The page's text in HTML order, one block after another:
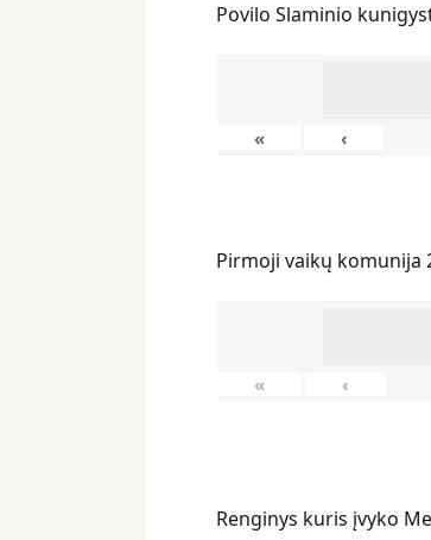
Povilo Slaminio
« ‹
Pirmoji vaikų komunija
« ‹
Renginys kuris įvyko